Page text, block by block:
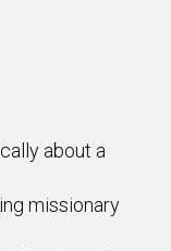
about a
missionary